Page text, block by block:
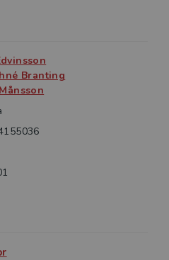
och
och
skola, psykiatri och
hos
Branting